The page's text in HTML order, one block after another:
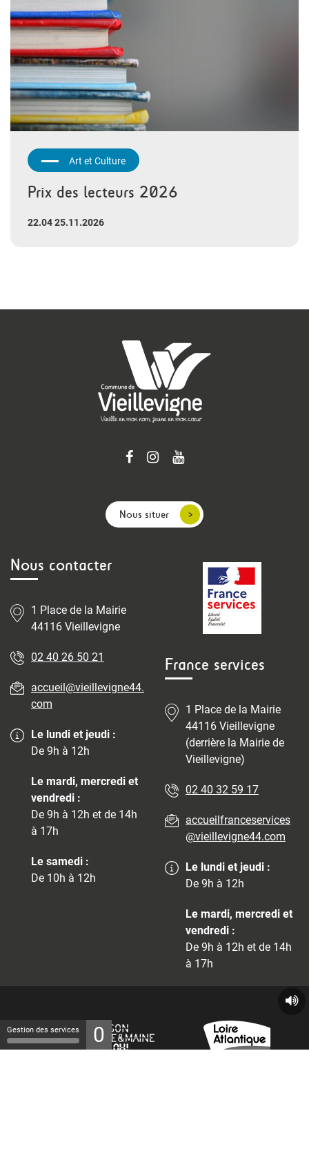
Art et Culture
Prix des lecteurs 2026
22.04 25.11.2026
Nous situer
Nous contacter
1 Place de la Mairie
44116 Vieillevigne
02 40 26 50 21
accueil@vieillevigne44.
com
Le lundi et jeudi :
De 9h à 12h
Le mardi, mercredi et
vendredi :
De 9h à 12h et de 14h
à 17h
Le samedi :
De 10h à 12h
France services
1 Place de la Mairie
44116 Vieillevigne
(derrière la Mairie de
Vieillevigne)
02 40 32 59 17
accueilfranceservices
@vieillevigne44.com
Le lundi et jeudi :
De 9h à 12h
Le mardi, mercredi et
vendredi :
De 9h à 12h et de 14h
à 17h
Gestion des services 0